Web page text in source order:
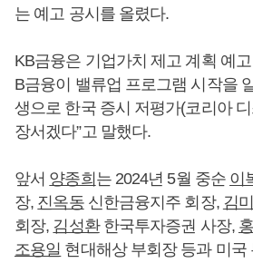
는 예고 공시를 올렸다.
KB금융은 기업가치 제고 계획 예
B금융이 밸류업 프로그램 시작을
생으로 한국 증시 저평가(코리아
장서겠다”고 말했다.
앞서 양종희 는 2024년 5월 중순 이
장, 진옥동신한금융지주 회장, 김
회장, 김성환한국투자증권 사장,
조용일 현대해상 부회장 등과 미국